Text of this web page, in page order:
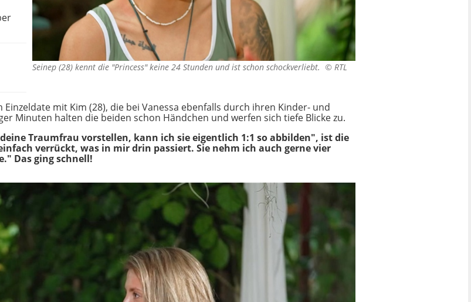
Seinep (28) kennt die "Princess" keine 24 Stunden und ist schon schockverliebt. © RTL
mit Kim (28), die bei Vanessa ebenfalls durch ihren Kinder- und
Minuten halten die beiden schon Händchen und werfen sich tiefe Blicke zu.
Traumfrau vorstellen, kann ich sie eigentlich 1:1 so abbilden", ist die
verrückt, was in mir drin passiert. Sie nehm ich auch gerne vier
Das ging schnell!